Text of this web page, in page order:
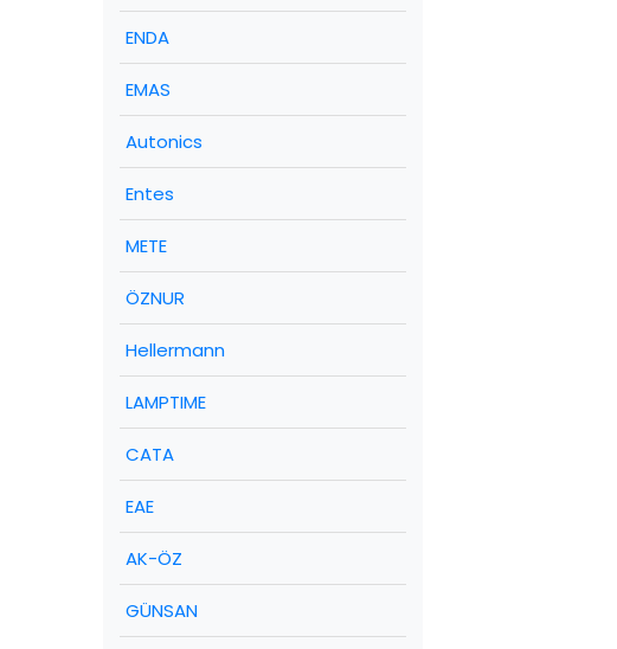
ENDA
EMAS
Autonics
Entes
METE
ÖZNUR
Hellermann
LAMPTIME
CATA
EAE
AK-ÖZ
GÜNSAN